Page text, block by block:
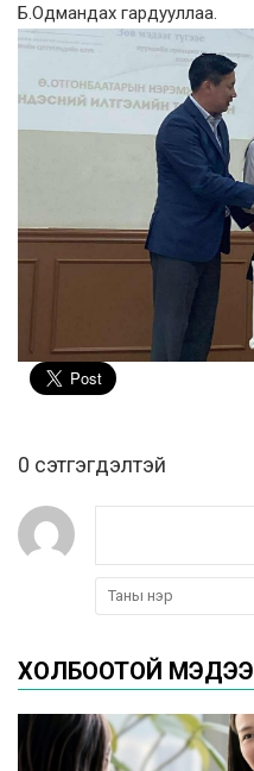
Б.Одмандах гардууллаа.
0 cэтгэгдэлтэй
ХОЛБООТОЙ МЭДЭЭ